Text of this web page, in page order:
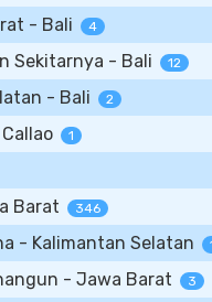
- Bali 4
Sekitarnya - Bali 12
- Bali 2
1
Barat 346
- Kalimantan Selatan
- Jawa Barat 3